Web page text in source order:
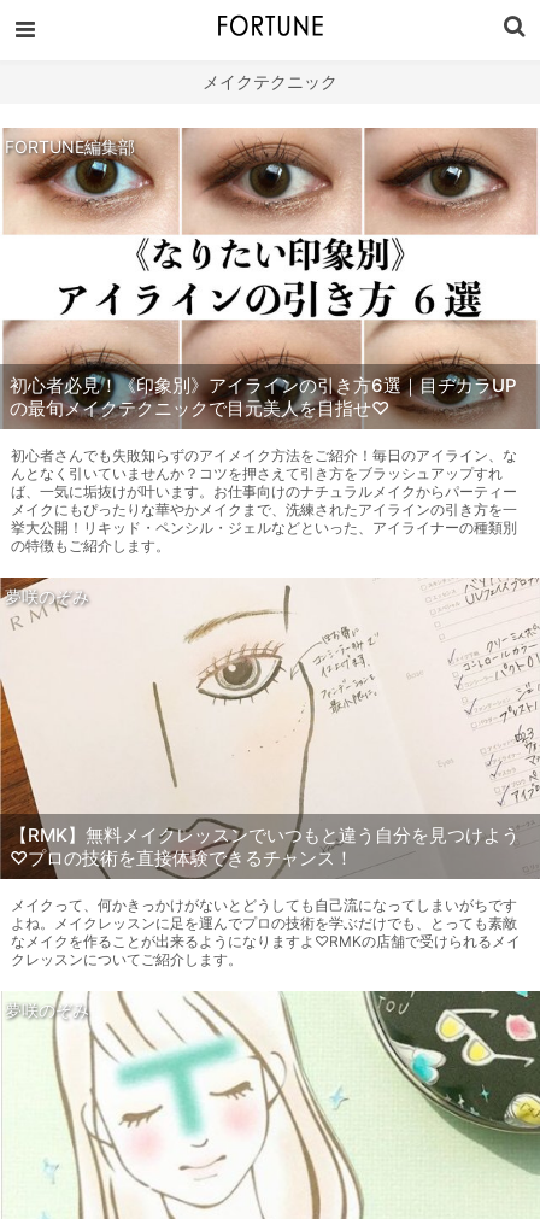
メイクテクニック
FORTUNE編集部
初心者必見！《印象別》アイラインの引き方6選｜目ヂカラUP
の最旬メイクテクニックで目元美人を目指せ♡
初心者さんでも失敗知らずのアイメイク方法をご紹介！毎日のアイライン、な
んとなく引いていませんか？コツを押さえて引き方をブラッシュアップすれ
ば、一気に垢抜けが叶います。お仕事向けのナチュラルメイクからパーティー
メイクにもぴったりな華やかメイクまで、洗練されたアイラインの引き方を一
挙大公開！リキッド・ペンシル・ジェルなどといった、アイライナーの種類別
の特徴もご紹介します。
夢咲のぞみ
【RMK】無料メイクレッスンでいつもと違う自分を見つけよう
♡プロの技術を直接体験できるチャンス！
メイクって、何かきっかけがないとどうしても自己流になってしまいがちです
よね。メイクレッスンに足を運んでプロの技術を学ぶだけでも、とっても素敵
なメイクを作ることが出来るようになりますよ♡RMKの店舗で受けられるメイ
クレッスンについてご紹介します。
夢咲のぞみ